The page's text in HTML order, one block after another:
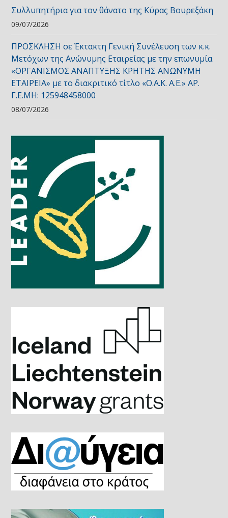
Συλλυπητήρια για τον θάνατο της Κύρας Βουρεξάκη
09/07/2026
ΠΡΟΣΚΛΗΣΗ σε Έκτακτη Γενική Συνέλευση των κ.κ.
Μετόχων της Ανώνυμης Εταιρείας με την επωνυμία
«ΟΡΓΑΝΙΣΜΟΣ ΑΝΑΠΤΥΞΗΣ ΚΡΗΤΗΣ ΑΝΩΝΥΜΗ
ΕΤΑΙΡΕΙΑ» με το διακριτικό τίτλο «Ο.Α.Κ. Α.Ε.» ΑΡ.
Γ.Ε.ΜΗ: 125948458000
08/07/2026